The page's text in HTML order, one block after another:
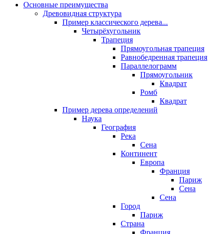
Основные преимущества
Древовидная структура
Пример классического дерева...
Четырёхугольник
Трапеция
Прямоугольная трапеция
Равнобедренная трапеция
Параллелограмм
Прямоугольник
Квадрат
Ромб
Квадрат
Пример дерева определений
Наука
География
Река
Сена
Континент
Европа
Франция
Париж
Сена
Сена
Город
Париж
Страна
Франция